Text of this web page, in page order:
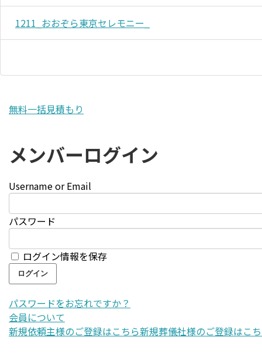
1211_おおぞら東京セレモニー_
無料一括見積もり
メンバーログイン
Username or Email
パスワード
ログイン情報を保存
パスワードをお忘れですか？
会員について
新規依頼主様のご登録はこちら新規葬儀社様のご登録はこ